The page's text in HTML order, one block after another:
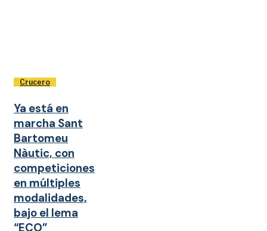
Crucero
Ya está en
marcha Sant
Bartomeu
Nàutic, con
competiciones
en múltiples
modalidades,
bajo el lema
“ECO”